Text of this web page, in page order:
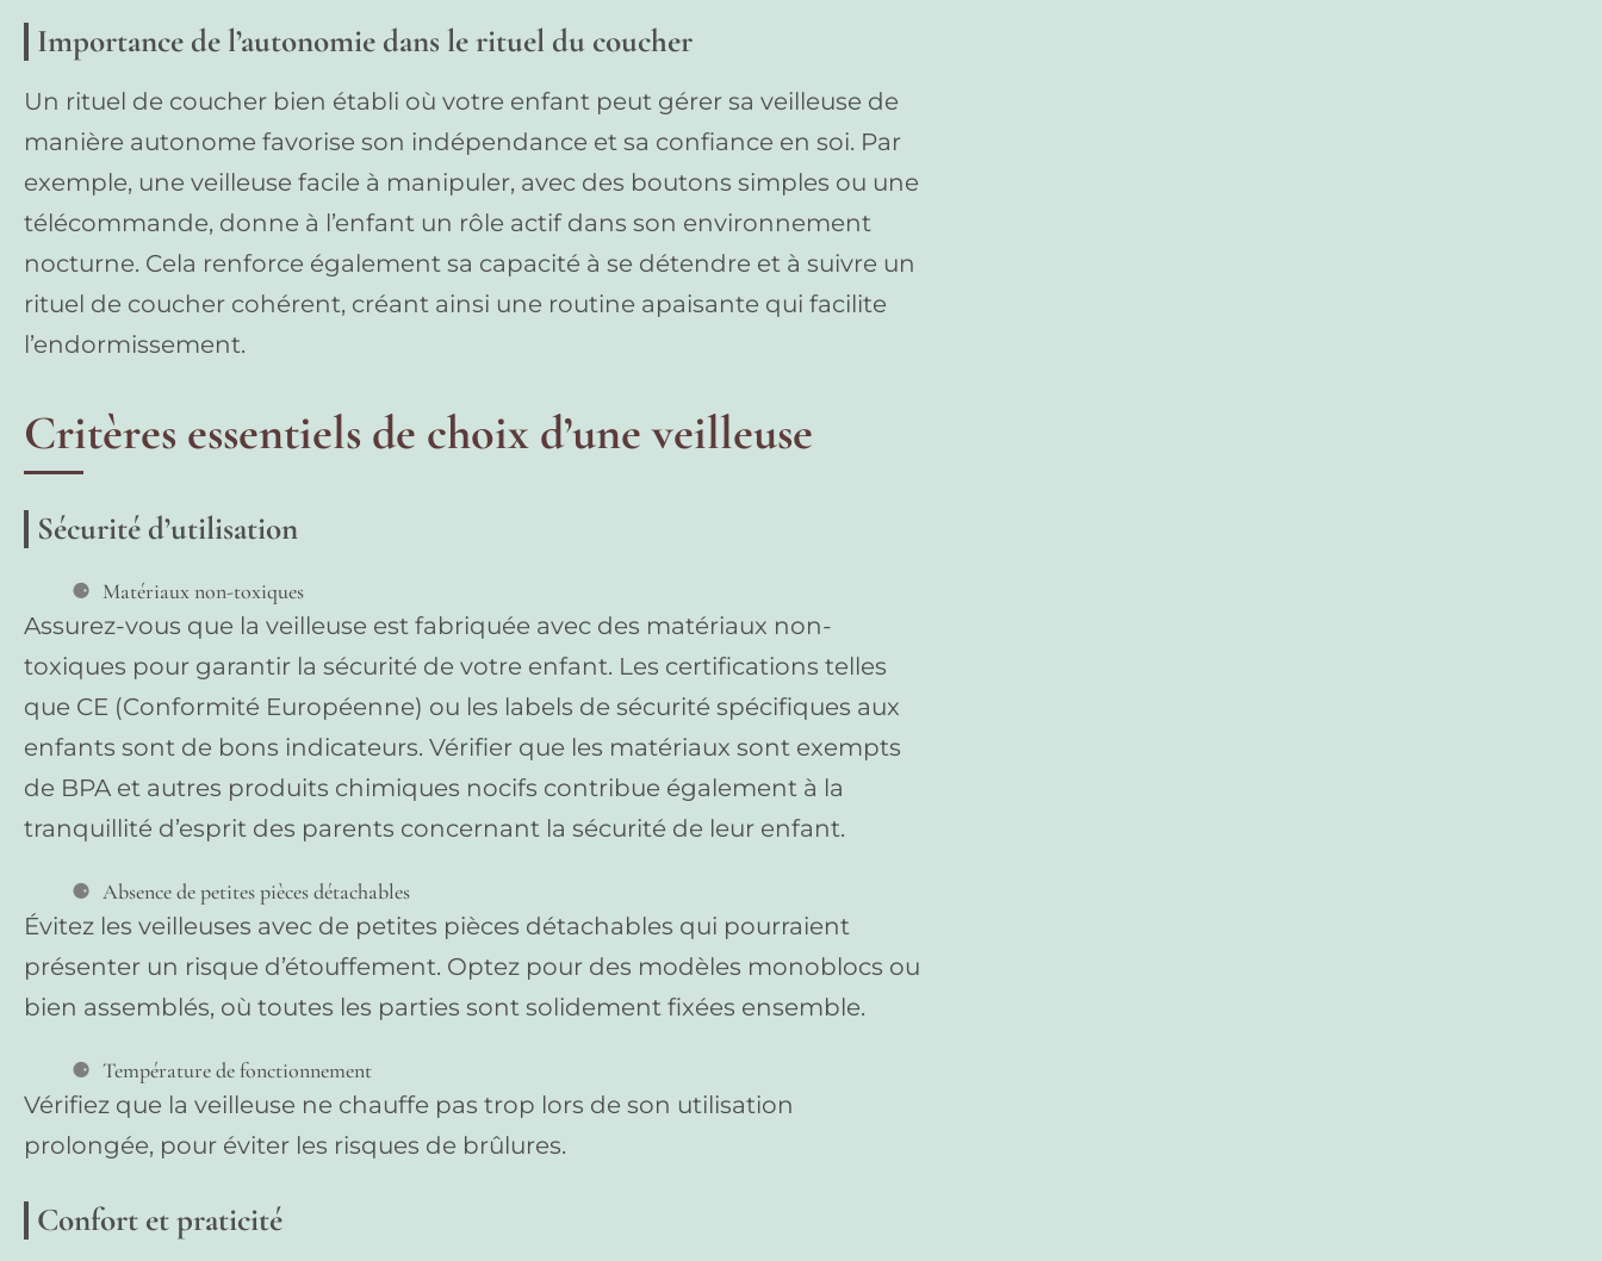
Importance de l’autonomie dans le rituel du coucher
Un rituel de coucher bien établi où votre enfant peut gérer sa veilleuse de
manière autonome favorise son indépendance et sa confiance en soi. Par
exemple, une veilleuse facile à manipuler, avec des boutons simples ou une
télécommande, donne à l’enfant un rôle actif dans son environnement
nocturne. Cela renforce également sa capacité à se détendre et à suivre un
rituel de coucher cohérent, créant ainsi une routine apaisante qui facilite
l’endormissement.
Critères essentiels de choix d’une veilleuse
Sécurité d’utilisation
Matériaux non-toxiques
Assurez-vous que la veilleuse est fabriquée avec des matériaux non-
toxiques pour garantir la sécurité de votre enfant. Les certifications telles
que CE (Conformité Européenne) ou les labels de sécurité spécifiques aux
enfants sont de bons indicateurs. Vérifier que les matériaux sont exempts
de BPA et autres produits chimiques nocifs contribue également à la
tranquillité d’esprit des parents concernant la sécurité de leur enfant.
Absence de petites pièces détachables
Évitez les veilleuses avec de petites pièces détachables qui pourraient
présenter un risque d’étouffement. Optez pour des modèles monoblocs ou
bien assemblés, où toutes les parties sont solidement fixées ensemble.
Température de fonctionnement
Vérifiez que la veilleuse ne chauffe pas trop lors de son utilisation
prolongée, pour éviter les risques de brûlures.
Confort et praticité